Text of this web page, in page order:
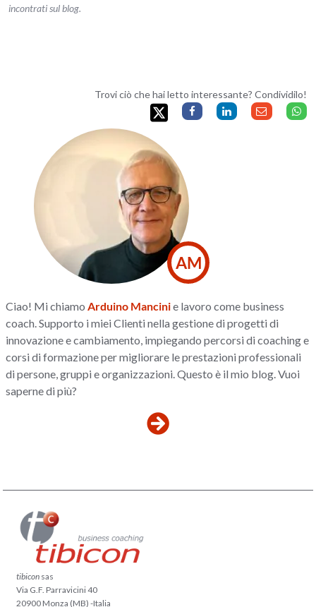
incontrati sul blog.
Trovi ciò che hai letto interessante? Condividilo!
AM
Ciao! Mi chiamo Arduino Mancinie lavoro come business
coach. Supporto i miei Clienti nella gestione di progetti di
innovazione e cambiamento, impiegando percorsi di coaching e
corsi di formazione per migliorare le prestazioni professionali
di persone, gruppi e organizzazioni. Questo è il mio blog. Vuoi
saperne di più?
tibicon sas
Via G.F. Parravicini 40
20900 Monza (MB) -Italia